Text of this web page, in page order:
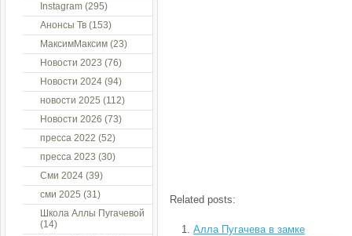
Related posts:
Алла Пугачева в замке
Instagram (295)
Анонсы Тв (153)
МаксимМаксим (23)
Новости 2023 (76)
Новости 2024 (94)
новости 2025 (112)
Новости 2026 (73)
пресса 2022 (52)
пресса 2023 (30)
Сми 2024 (39)
сми 2025 (31)
Школа Аллы Пугачевой
(14)